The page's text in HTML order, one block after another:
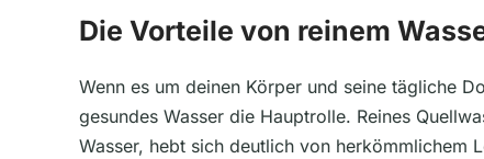
Die Vorteile von reinem
Wenn es um deinen Körper und seine tägliche
gesundes Wasser die Hauptrolle. Reines
Wasser, hebt sich deutlich von herkömmlichem